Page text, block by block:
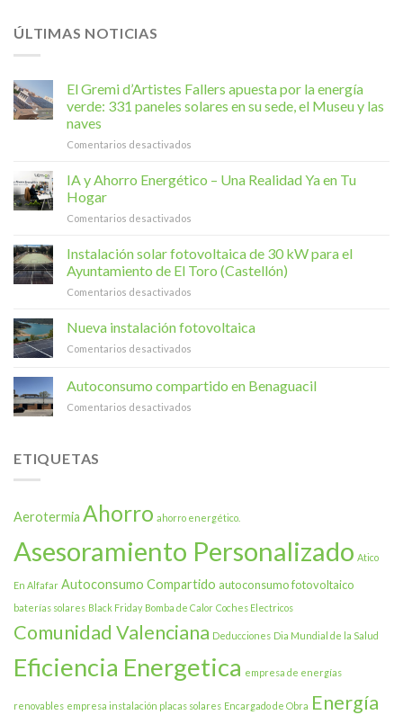
ÚLTIMAS NOTICIAS
El Gremi d’Artistes Fallers apuesta por la energía
verde: 331 paneles solares en su sede, el Museu y las
naves
Comentarios desactivados
Gremi
d’Artistes
la
energía
solares
el
IA y Ahorro Energético – Una Realidad Ya en Tu
Hogar
Comentarios desactivados
Ahorro
Energético
Realidad
Hogar
Instalación solar fotovoltaica de 30 kW para el
Ayuntamiento de El Toro (Castellón)
Comentarios desactivados
solar
fotovoltaica
kW
Nueva instalación fotovoltaica
Comentarios desactivados
fotovoltaica
Autoconsumo compartido en Benaguacil
Comentarios desactivados
ETIQUETAS
Aerotermia Ahorro ahorro energético.
Asesoramiento Personalizado Atico
En Alfafar Autoconsumo Compartido autoconsumo fotovoltaico
baterías solares Black Friday Bomba de Calor Coches Electricos
Comunidad Valenciana Deducciones Dia Mundial de la Salud
Eficiencia Energetica empresa de energías
renovables empresa instalación placas solares Encargado de Obra Energía